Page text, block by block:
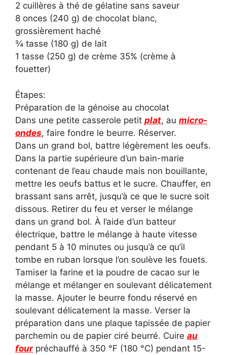
2 cuillères à thé de gélatine sans saveur
8 onces (240 g) de chocolat blanc,
grossièrement haché
¾ tasse (180 g) de lait
1 tasse (250 g) de crème 35% (crème à
fouetter)
Étapes:
Préparation de la génoise au chocolat
Dans une petite casserole petit plat, au micro-
ondes, faire fondre le beurre. Réserver.
Dans un grand bol, battre légèrement les oeufs.
Dans la partie supérieure d’un bain-marie
contenant de l’eau chaude mais non bouillante,
mettre les oeufs battus et le sucre. Chauffer, en
brassant sans arrêt, jusqu’à ce que le sucre soit
dissous. Retirer du feu et verser le mélange
dans un grand bol. À l’aide d’un batteur
électrique, battre le mélange à haute vitesse
pendant 5 à 10 minutes ou jusqu’à ce qu’il
tombe en ruban lorsque l’on soulève les fouets.
Tamiser la farine et la poudre de cacao sur le
mélange et mélanger en soulevant délicatement
la masse. Ajouter le beurre fondu réservé en
soulevant délicatement la masse. Verser la
préparation dans une plaque tapissée de papier
parchemin ou de papier ciré beurré. Cuire au
fourpréchauffé à 350 °F (180 °C) pendant 15-